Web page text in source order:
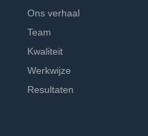
Ons verhaal
Team
Kwaliteit
Werkwijze
Resultaten